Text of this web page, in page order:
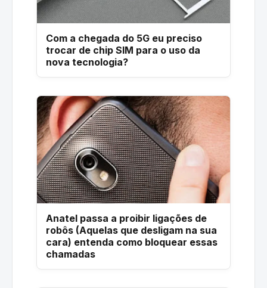
Com a chegada do 5G eu preciso
trocar de chip SIM para o uso da
nova tecnologia?
Anatel passa a proibir ligações de
robôs (Aquelas que desligam na sua
cara) entenda como bloquear essas
chamadas